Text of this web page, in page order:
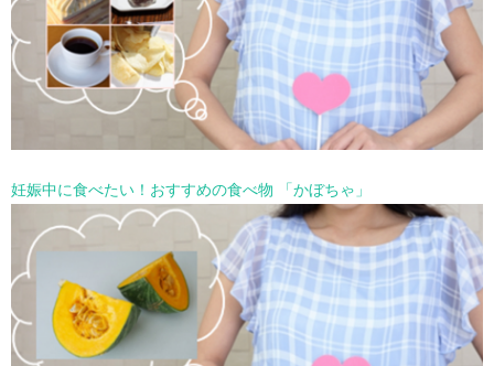
妊娠中に食べたい！おすすめの食べ物 「かぼちゃ」